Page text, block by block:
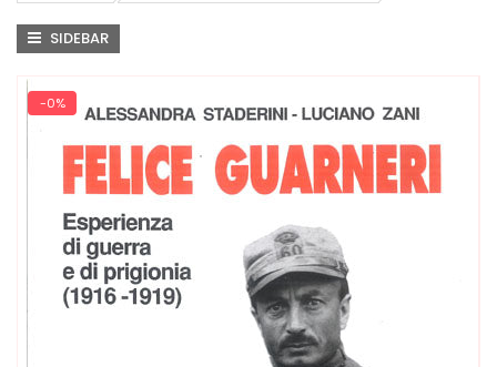
SIDEBAR
-0%